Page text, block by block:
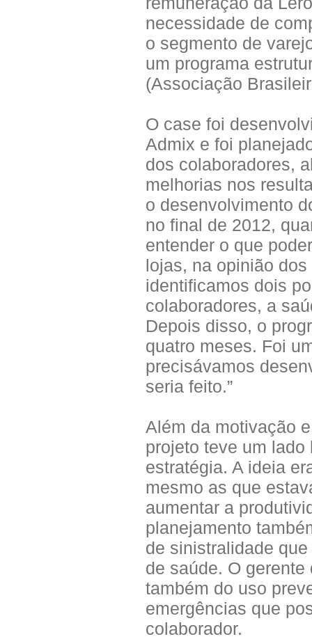
necessidade de
o segmento de
um programa
(Associação
O case foi
Admix e foi
dos colaboradores,
melhorias nos
o desenvolvimento
no final de 2012,
entender o que
lojas, na opinião dos
identificamos dois
colaboradores, a
Depois disso, o
quatro meses. Foi
precisávamos
seria feito.”
Além da motivação
projeto teve um
estratégia. A ideia
mesmo as que
aumentar a
planejamento
de sinistralidade
de saúde. O
também do uso
emergências que
colaborador.